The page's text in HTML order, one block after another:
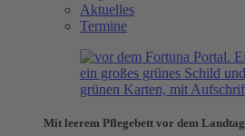
Aktuelles
Termine
Mit leerem Pflegebett vor dem Landtag